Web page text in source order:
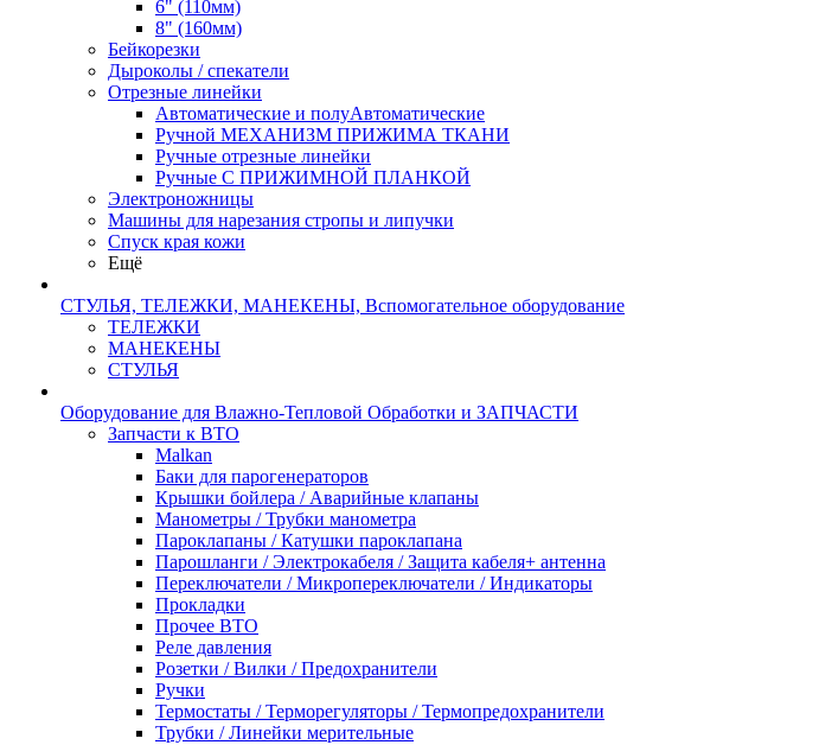
6" (110мм)
8" (160мм)
Бейкорезки
Дыроколы / спекатели
Отрезные линейки
Автоматические и полуАвтоматические
Ручной МЕХАНИЗМ ПРИЖИМА ТКАНИ
Ручные отрезные линейки
Ручные С ПРИЖИМНОЙ ПЛАНКОЙ
Электроножницы
Машины для нарезания стропы и липучки
Спуск края кожи
Ещё
СТУЛЬЯ, ТЕЛЕЖКИ, МАНЕКЕНЫ, Вспомогательное оборудование
ТЕЛЕЖКИ
МАНЕКЕНЫ
СТУЛЬЯ
Оборудование для Влажно-Тепловой Обработки и ЗАПЧАСТИ
Запчасти к ВТО
Malkan
Баки для парогенераторов
Крышки бойлера / Аварийные клапаны
Манометры / Трубки манометра
Пароклапаны / Катушки пароклапана
Парошланги / Электрокабеля / Защита кабеля+ антенна
Переключатели / Микропереключатели / Индикаторы
Прокладки
Прочее ВТО
Реле давления
Розетки / Вилки / Предохранители
Ручки
Термостаты / Терморегуляторы / Термопредохранители
Трубки / Линейки мерительные